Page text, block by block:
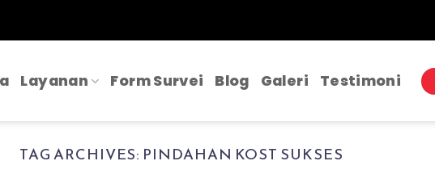
Layanan Form Survei Blog Galeri Testimoni
TAG ARCHIVES: PINDAHAN KOST SUKSES